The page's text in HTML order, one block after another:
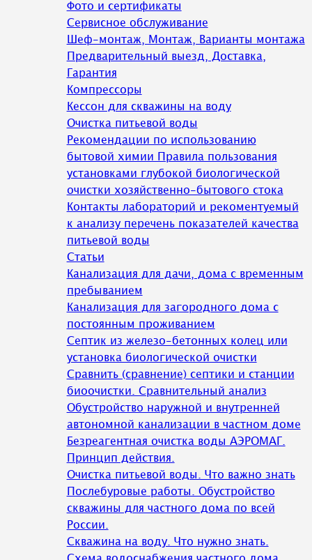
Фото и сертификаты
Сервисное обслуживание
Шеф-монтаж, Монтаж, Варианты монтажа
Предварительный выезд, Доставка,
Гарантия
Компрессоры
Кессон для скважины на воду
Очистка питьевой воды
Рекомендации по использованию
бытовой химии Правила пользования
установками глубокой биологической
очистки хозяйственно-бытового стока
Контакты лабораторий и рекоментуемый
к анализу перечень показателей качества
питьевой воды
Статьи
Канализация для дачи, дома с временным
пребыванием
Канализация для загородного дома с
постоянным проживанием
Септик из железо-бетонных колец или
установка биологической очистки
Сравнить (сравнение) септики и станции
биоочистки. Сравнительный анализ
Обустройство наружной и внутренней
автономной канализации в частном доме
Безреагентная очистка воды АЭРОМАГ.
Принцип действия.
Очистка питьевой воды. Что важно знать
Послебуровые работы. Обустройство
скважины для частного дома по всей
России.
Скважина на воду. Что нужно знать.